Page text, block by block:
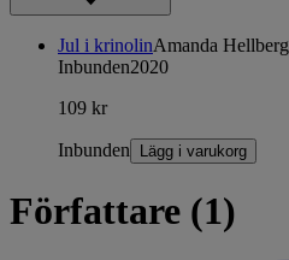
Jul i krinolinAmanda Hellberg
Inbunden2020
109 kr
Inbunden Lägg i varukorg
Författare (1)